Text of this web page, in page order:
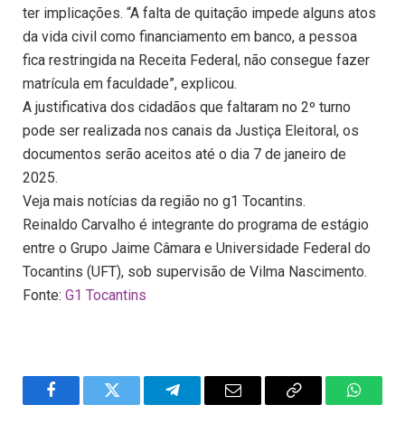
ter implicações. “A falta de quitação impede alguns atos
da vida civil como financiamento em banco, a pessoa
fica restringida na Receita Federal, não consegue fazer
matrícula em faculdade”, explicou.
A justificativa dos cidadãos que faltaram no 2º turno
pode ser realizada nos canais da Justiça Eleitoral, os
documentos serão aceitos até o dia 7 de janeiro de
2025.
Veja mais notícias da região no g1 Tocantins.
Reinaldo Carvalho é integrante do programa de estágio
entre o Grupo Jaime Câmara e Universidade Federal do
Tocantins (UFT), sob supervisão de Vilma Nascimento.
Fonte: G1 Tocantins
FacebookTwitter TelegramEmail
Copy